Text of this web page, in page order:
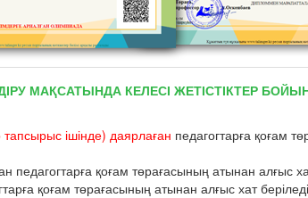
МАҚСАТЫНДА КЕЛЕСІ ЖЕТІСТІКТЕР
ішінде) даярлаған педагогтарға қоғам
қоғам төрағасының атынан алғыс
қоғам төрағасының атынан алғыс хат